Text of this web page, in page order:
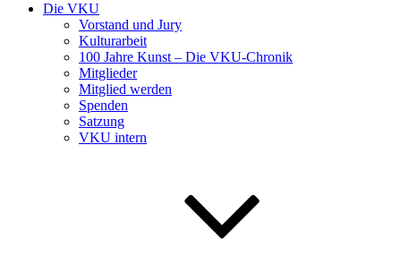
Die VKU
Vorstand und Jury
Kulturarbeit
100 Jahre Kunst – Die VKU-Chronik
Mitglieder
Mitglied werden
Spenden
Satzung
VKU intern